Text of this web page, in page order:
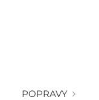
POPRAVY